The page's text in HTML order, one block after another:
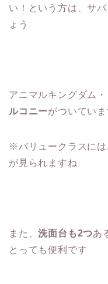
い！という方は、サ
ょう
アニマルキングダム・
ルコニーがついていま
※バリュークラスに
が見られますね
また、洗面台も2つあ
とっても便利です